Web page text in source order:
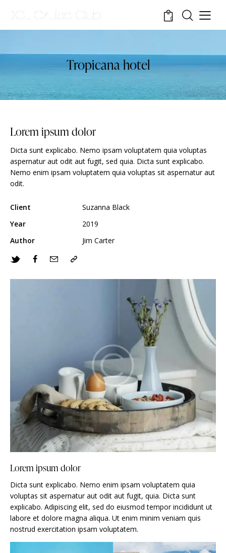
0
Tropicana hotel
Lorem ipsum dolor
Dicta sunt explicabo. Nemo enim ipsam voluptatem quia
voluptas sit aspernatur aut odit aut fugit, quia. Dicta sunt
explicabo. Adipiscing elit, sed do eiusmod tempor incididunt ut
labore et dolore magna aliqua. Ut enim minim veniam quis
nostrud exercitation ipsam voluptatem.
Lorem ipsum dolor
Dicta sunt explicabo. Nemo ipsam voluptatem quia voluptas
aspernatur aut odit aut fugit, sed quia. Dicta sunt explicabo.
Nemo enim ipsam voluptatem quia voluptas sit aspernatur aut
odit.
Client
Suzanna Black
Year
2019
Author
Jim Carter